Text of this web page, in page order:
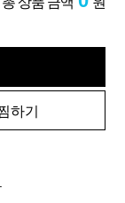
하기